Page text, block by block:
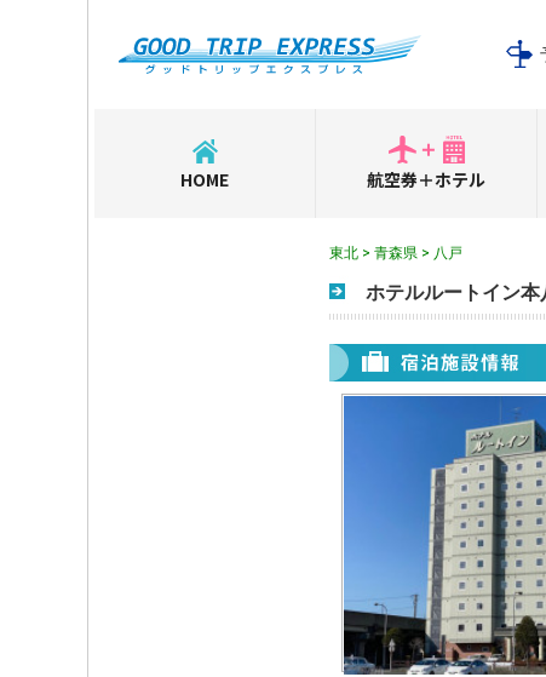
HOME 航空券＋ホテル
東北 > 青森県 > 八戸
ホテルルートイン本